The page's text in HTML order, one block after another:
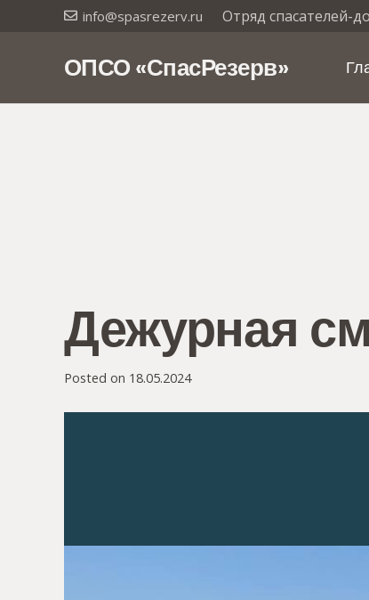
info@spasrezerv.ru Отряд спасателей-
ОПСО «СпасРезерв»
Дежурная
Posted on 18.05.2024